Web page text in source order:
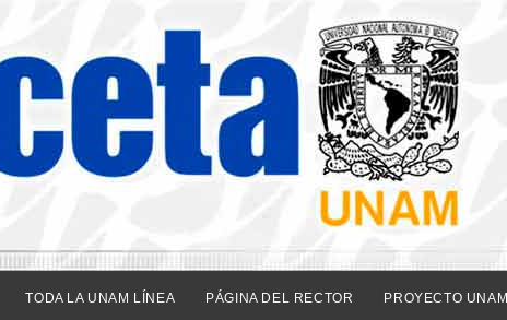
TODA LA UNAM LÍNEA PÁGINA DEL RECTOR PROYECTO UNAM